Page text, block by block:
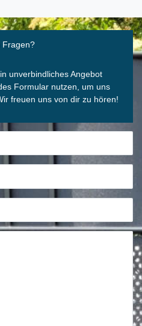
Fragen?
unverbindliches Angebot
Formular nutzen, um uns
freuen uns von dir zu hören!